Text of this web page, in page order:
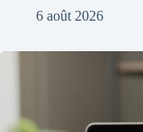
6 août 2026